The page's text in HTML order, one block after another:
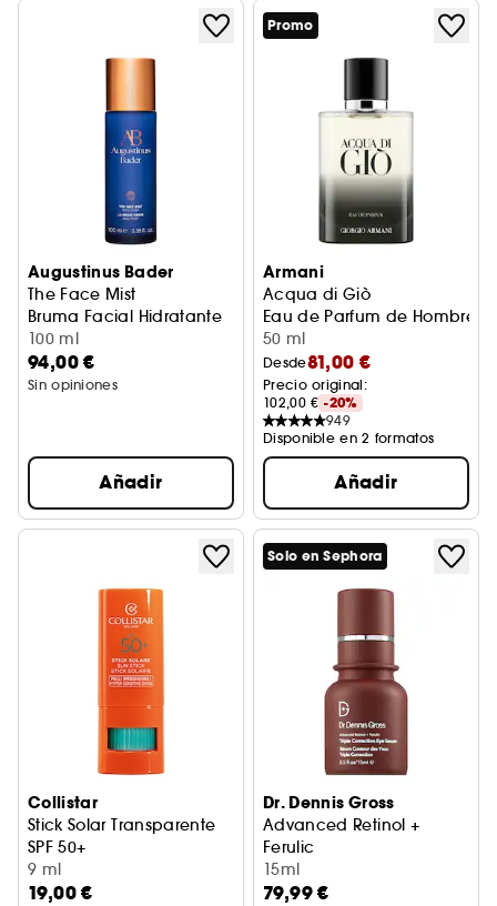
Augustinus Bader
The Face Mist
Bruma Facial Hidratante
100 ml
94,00 €
Sin opiniones
Añadir
Promo
Armani
Acqua di Giò
Eau de Parfum de Hombre
50 ml
Desde81,00 €
Precio original:
102,00 € -20%
949
Disponible en 2 formatos
Añadir
Collistar
Stick Solar Transparente
SPF 50+
9 ml
19,00 €
Solo en Sephora
Dr. Dennis Gross
Advanced Retinol +
Ferulic
Sérum Contorno de Ojos
15ml
79,99 €